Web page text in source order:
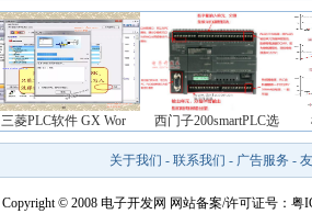
三菱PLC软件 GX Wor 西门子200smartPLC选
关于我们 - 联系我们 - 广告服务 -
Copyright © 2008 电子开发网 网站备案/许可证号：粤